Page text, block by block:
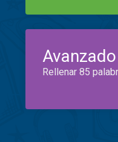
Avanzado
Rellenar 85